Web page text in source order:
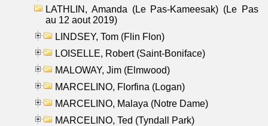
LATHLIN, Amanda (Le Pas-Kameesak) (Le Pas
au 12 aout 2019)
LINDSEY, Tom (Flin Flon)
LOISELLE, Robert (Saint-Boniface)
MALOWAY, Jim (Elmwood)
MARCELINO, Florfina (Logan)
MARCELINO, Malaya (Notre Dame)
MARCELINO, Ted (Tyndall Park)